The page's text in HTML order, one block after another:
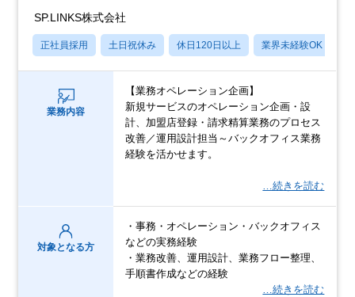
SP.LINKS株式会社
正社員採用 土日祝休み 休日120日以上 業界未経験OK
業務内容
【業務オペレーション企画】
新規サービスのオペレーション企画・設
計、加盟店登録・請求精算業務のプロセス
改善／運用設計担当～バックオフィス業務
経験を活かせます。
…続きを読む
対象となる方
・事務・オペレーション・バックオフィス
などの実務経験
・業務改善、運用設計、業務フロー整理、
手順書作成などの経験
…続きを読む